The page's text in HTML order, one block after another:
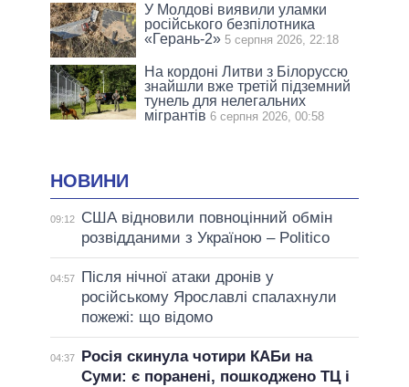
У Молдові виявили уламки
російського безпілотника
«Герань-2» 5 серпня 2026, 22:18
На кордоні Литви з Білоруссю
знайшли вже третій підземний
тунель для нелегальних
мігрантів 6 серпня 2026, 00:58
НОВИНИ
09:12
США відновили повноцінний обмін
розвідданими з Україною – Politico
04:57
Після нічної атаки дронів у
російському Ярославлі спалахнули
пожежі: що відомо
04:37
Росія скинула чотири КАБи на
Суми: є поранені, пошкоджено ТЦ і